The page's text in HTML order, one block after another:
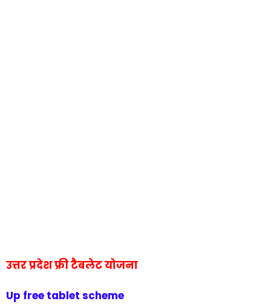
उत्तर प्रदेश फ्री टैबलेट योजना
Up free tablet scheme